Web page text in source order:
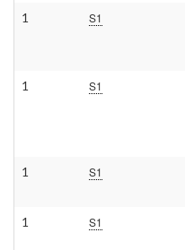
1 S1
1 S1
1 S1
1 S1